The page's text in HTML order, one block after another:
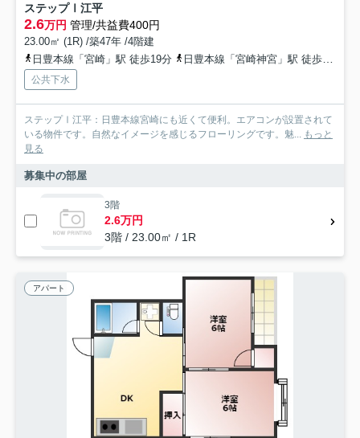
ステップⅠ江平
2.6万円 管理/共益費400円
23.00㎡ (1R) /築47年 /4階建
日豊本線「宮崎」駅 徒歩19分
日豊本線「宮崎神宮」駅 徒歩22分
公共下水
ステップⅠ江平：日豊本線宮崎にも近くて便利。エアコンが設置されて
いる物件です。自然なイメージを感じるフローリングです。魅...
もっと
見る
募集中の部屋
3階
2.6万円
3階 / 23.00㎡ / 1R
アパート